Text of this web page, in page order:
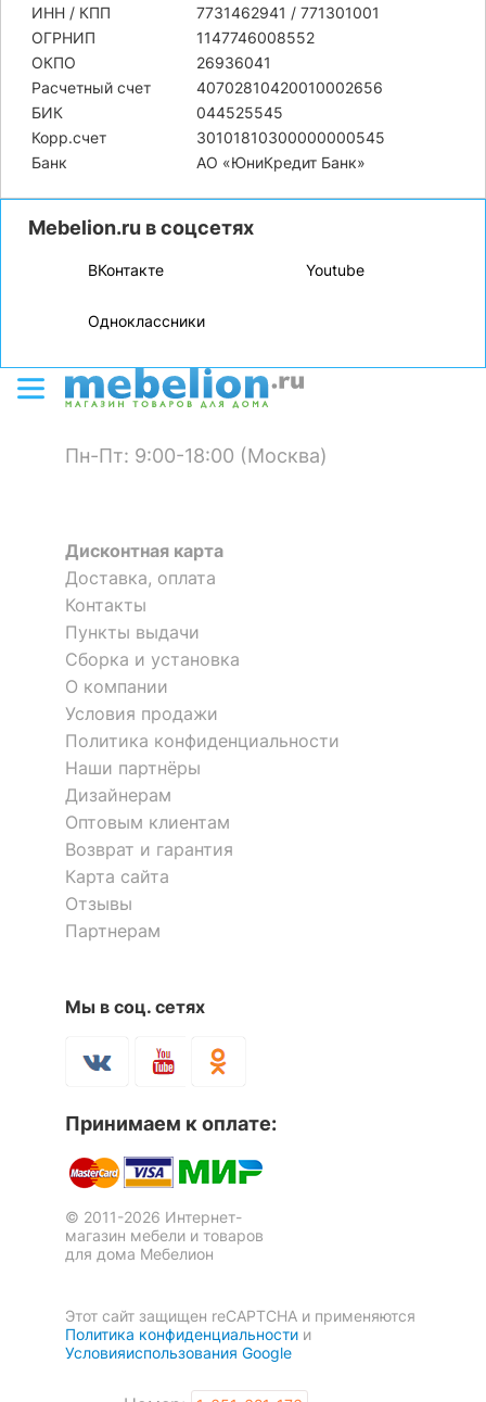
ИНН / КПП
7731462941 / 771301001
ОГРНИП
1147746008552
ОКПО
26936041
Расчетный счет
40702810420010002656
БИК
044525545
Корр.счет
30101810300000000545
Банк
АО «ЮниКредит Банк»
Mebelion.ru в соцсетях
ВКонтакте Youtube
Одноклассники
Пн-Пт: 9:00-18:00 (Москва)
Дисконтная карта
Доставка, оплата
Контакты
Пункты выдачи
Сборка и установка
О компании
Условия продажи
Политика конфиденциальности
Наши партнёры
Дизайнерам
Оптовым клиентам
Возврат и гарантия
Карта сайта
Отзывы
Партнерам
Мы в соц. сетях
Принимаем к оплате:
© 2011-2026 Интернет-
магазин мебели и товаров
для дома Мебелион
Этот сайт защищен reCAPTCHA и применяются
Политика конфиденциальности и
Условияиспользования Google